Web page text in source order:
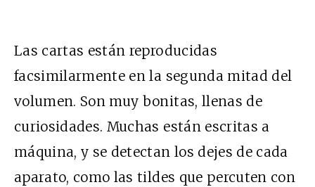
Las cartas están reproducidas
facsimilarmente en la segunda mitad del
volumen. Son muy bonitas, llenas de
curiosidades. Muchas están escritas a
máquina, y se detectan los dejes de cada
aparato, como las tildes que percuten con